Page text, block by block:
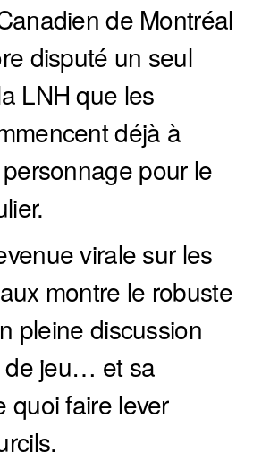
de Montréal
disputé un seul
LNH que les
déjà à
pour le
virale sur les
montre le robuste
pleine discussion
de jeu… et sa
quoi faire lever